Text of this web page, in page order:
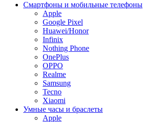
Смартфоны и мобильные телефоны
Apple
Google Pixel
Huawei/Honor
Infinix
Nothing Phone
OnePlus
OPPO
Realme
Samsung
Tecno
Xiaomi
Умные часы и браслеты
Apple